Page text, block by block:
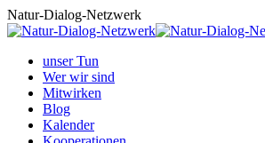
Zum
Inhalt
Natur-Dialog-Netzwerk
unser Tun
Wer wir sind
Mitwirken
Blog
Kalender